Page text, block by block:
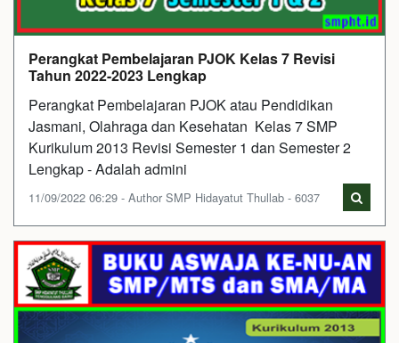
Perangkat Pembelajaran PJOK Kelas 7 Revisi
Tahun 2022-2023 Lengkap
Perangkat Pembelajaran PJOK atau Pendidikan
Jasmani, Olahraga dan Kesehatan Kelas 7 SMP
Kurikulum 2013 Revisi Semester 1 dan Semester 2
Lengkap - Adalah admini
11/09/2022 06:29 - Author SMP Hidayatut Thullab - 6037